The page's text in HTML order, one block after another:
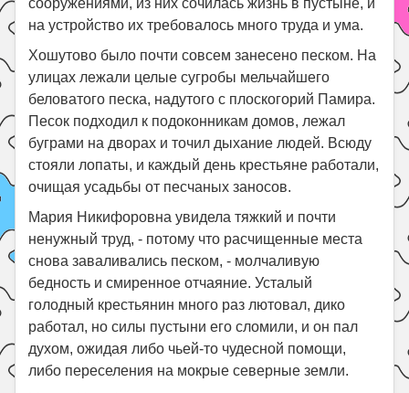
сооружениями, из них сочилась жизнь в пустыне, и
на устройство их требовалось много труда и ума.
Хошутово было почти совсем занесено песком. На
улицах лежали целые сугробы мельчайшего
беловатого песка, надутого с плоскогорий Памира.
Песок подходил к подоконникам домов, лежал
буграми на дворах и точил дыхание людей. Всюду
стояли лопаты, и каждый день крестьяне работали,
очищая усадьбы от песчаных заносов.
Мария Никифоровна увидела тяжкий и почти
ненужный труд, - потому что расчищенные места
снова заваливались песком, - молчаливую
бедность и смиренное отчаяние. Усталый
голодный крестьянин много раз лютовал, дико
работал, но силы пустыни его сломили, и он пал
духом, ожидая либо чьей-то чудесной помощи,
либо переселения на мокрые северные земли.